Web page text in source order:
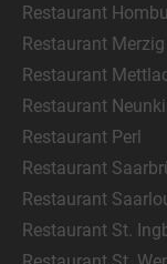
Restaurant
Restaurant Merzig
Restaurant
Restaurant
Restaurant Perl
Restaurant
Restaurant
Restaurant St.